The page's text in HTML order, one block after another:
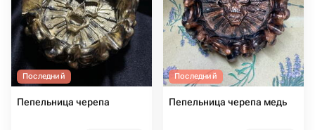
Последний
Пепельница черепа
Последний
Пепельница черепа медь